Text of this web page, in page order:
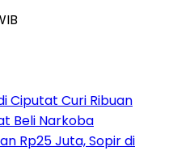
Ciputat Curi Ribuan
Beli Narkoba
Rp25 Juta, Sopir di